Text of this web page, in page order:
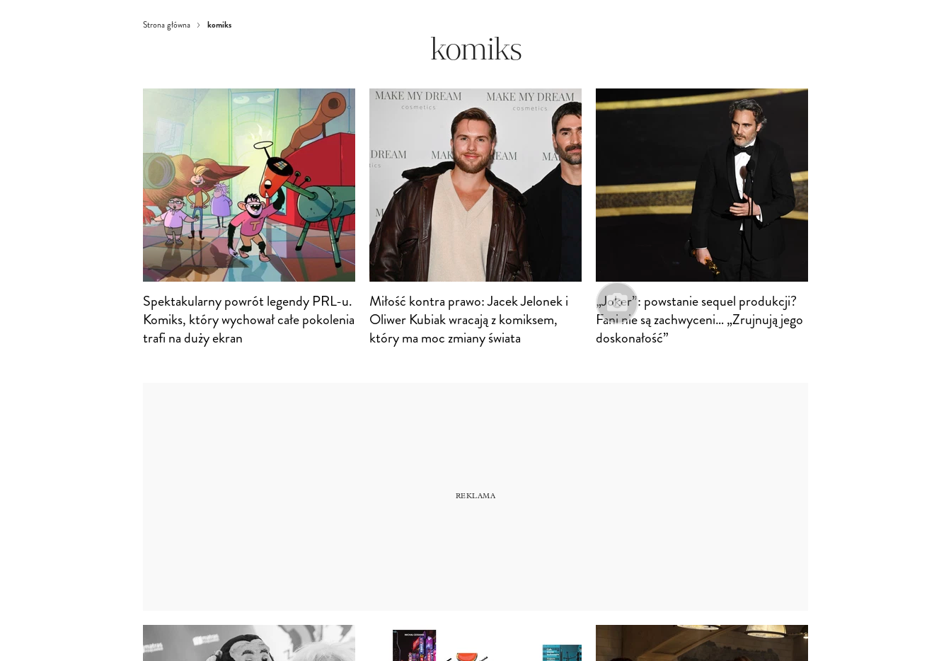
Strona główna komiks
komiks
Spektakularny powrót legendy PRL-u.
Komiks, który wychował całe pokolenia
trafi na duży ekran
Miłość kontra prawo: Jacek Jelonek i
Oliwer Kubiak wracają z komiksem,
który ma moc zmiany świata
„Joker”: powstanie sequel produkcji?
Fani nie są zachwyceni… „Zrujnują jego
doskonałość”